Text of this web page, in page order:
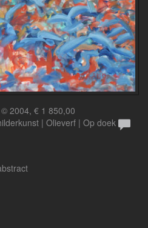
2004, € 1 850,00
| Olieverf | Op doek